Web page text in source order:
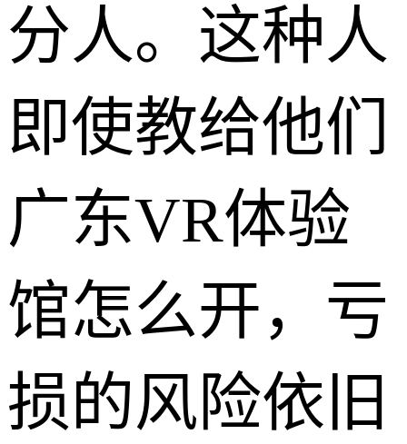
分人。这种人
即使教给他们
广东VR体验
馆怎么开，亏
损的风险依旧